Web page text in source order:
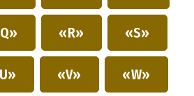
«R» «S»
«V» «W»